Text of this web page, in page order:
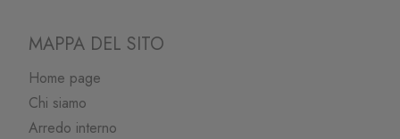
MAPPA DEL SITO
Home page
Chi siamo
Arredo interno